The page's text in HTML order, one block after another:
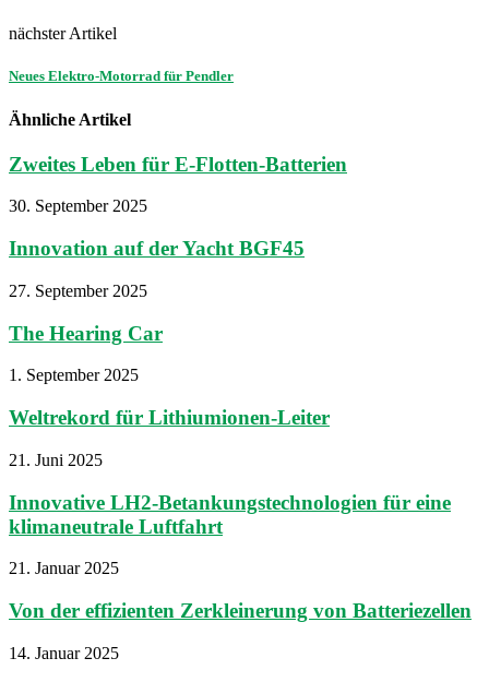
nächster Artikel
Neues Elektro-Motorrad für Pendler
Ähnliche Artikel
Zweites Leben für E-Flotten-Batterien
30. September 2025
Innovation auf der Yacht BGF45
27. September 2025
The Hearing Car
1. September 2025
Weltrekord für Lithiumionen-Leiter
21. Juni 2025
Innovative LH2-Betankungstechnologien für eine
klimaneutrale Luftfahrt
21. Januar 2025
Von der effizienten Zerkleinerung von Batteriezellen
14. Januar 2025